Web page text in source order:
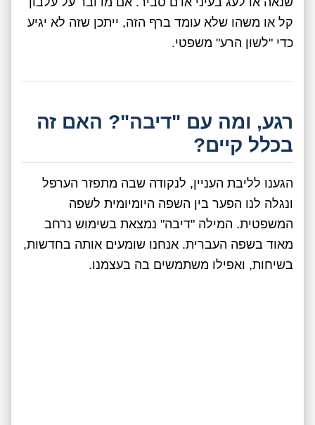
קל או משהו שלא עומד ברף הזה, ייתכן שזה לא יגיע
כדי "לשון הרע" משפטי.
רגע, ומה עם "דיבה"? האם זה
בכלל קיים?
הגענו לליבת העניין, לנקודה שבה מתפזר הערפל
ונגלה לנו הפער בין השפה היומיומית לשפה
המשפטית. המילה "דיבה" נמצאת בשימוש נרחב
מאוד בשפה העברית. אנחנו שומעים אותה בחדשות,
בשיחות, ואפילו משתמשים בה בעצמנו.